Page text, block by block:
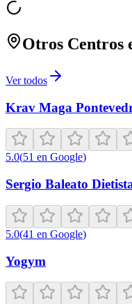
Otros Centros
Ver todos
Krav Maga
5.0(51 en Google)
Sergio Baleato
5.0(41 en Google)
Yogym